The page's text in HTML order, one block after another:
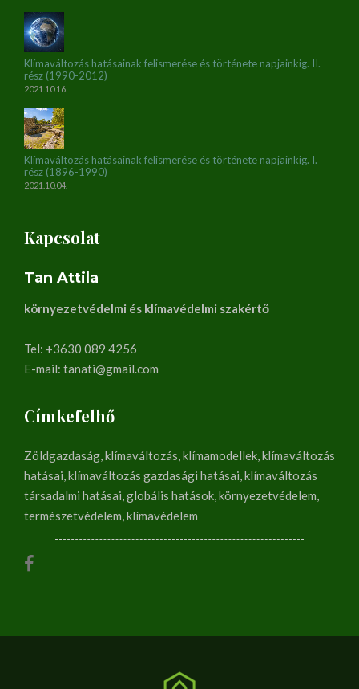
Klímaváltozás hatásainak felismerése és története napjainkig. II.
rész (1990-2012)
2021.10.16.
Klímaváltozás hatásainak felismerése és története napjainkig. I.
rész (1896-1990)
2021.10.04.
Kapcsolat
Tan Attila
környezetvédelmi és klímavédelmi szakértő
Tel: +3630 089 4256
E-mail: tanati@gmail.com
Címkefelhő
Zöldgazdaság, klímaváltozás, klímamodellek, klímaváltozás
hatásai, klímaváltozás gazdasági hatásai, klímaváltozás
társadalmi hatásai, globális hatások, környezetvédelem,
természetvédelem, klímavédelem